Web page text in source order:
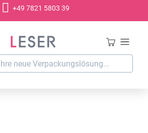
+49 7821 5803 39